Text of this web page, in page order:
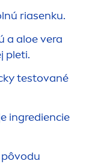
riasenku.
a aloe vera
pleti.
testované
ingrediencie
pôvodu